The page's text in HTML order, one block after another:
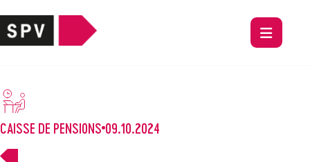
CAISSE DE PENSIONS 09.10.2024